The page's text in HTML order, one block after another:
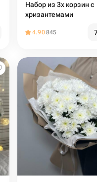
Набор из 3х корзин с
хризантемами
4.90845